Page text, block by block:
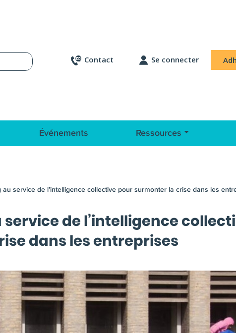
Contact Se connecter
Événements Ressources
au service de l’intelligence collective pour surmonter la crise dans les
service de l’intelligence
dans les entreprises